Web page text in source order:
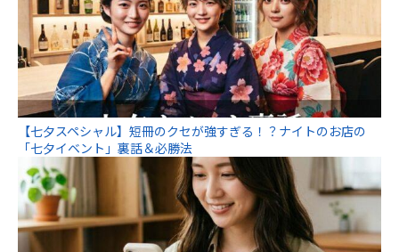
【七夕スペシャル】短冊のクセが強すぎる！？ナイトのお店の
「七夕イベント」裏話＆必勝法